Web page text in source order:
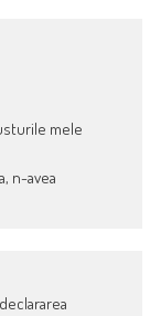
mele
n-avea